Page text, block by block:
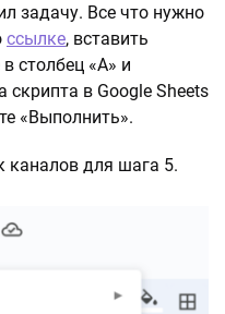
задачу. Все что нужно
ссылке, вставить
столбец «А» и
скрипта в Google Sheets
«Выполнить».
каналов для шага 5.